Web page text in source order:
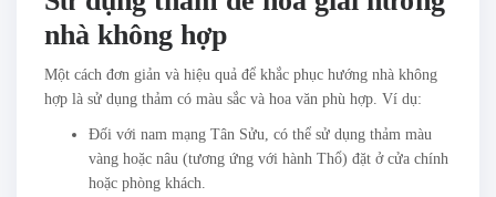
nhà không hợp
Một cách đơn giản và hiệu quả để khắc phục hướng nhà không
hợp là sử dụng thảm có màu sắc và hoa văn phù hợp. Ví dụ:
Đối với nam mạng Tân Sửu, có thể sử dụng thảm màu
vàng hoặc nâu (tương ứng với hành Thổ) đặt ở cửa chính
hoặc phòng khách.